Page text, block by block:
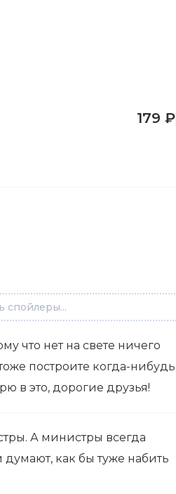
179 ₽
спойлеры...
что нет на свете ничего
построите когда-нибудь
в это, дорогие друзья!
А министры всегда
как бы туже набить